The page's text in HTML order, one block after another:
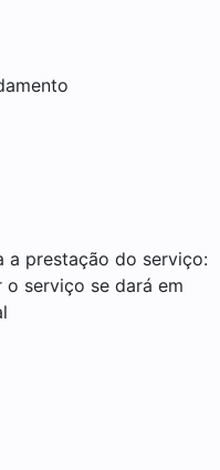
a prestação do serviço:
o serviço se dará em